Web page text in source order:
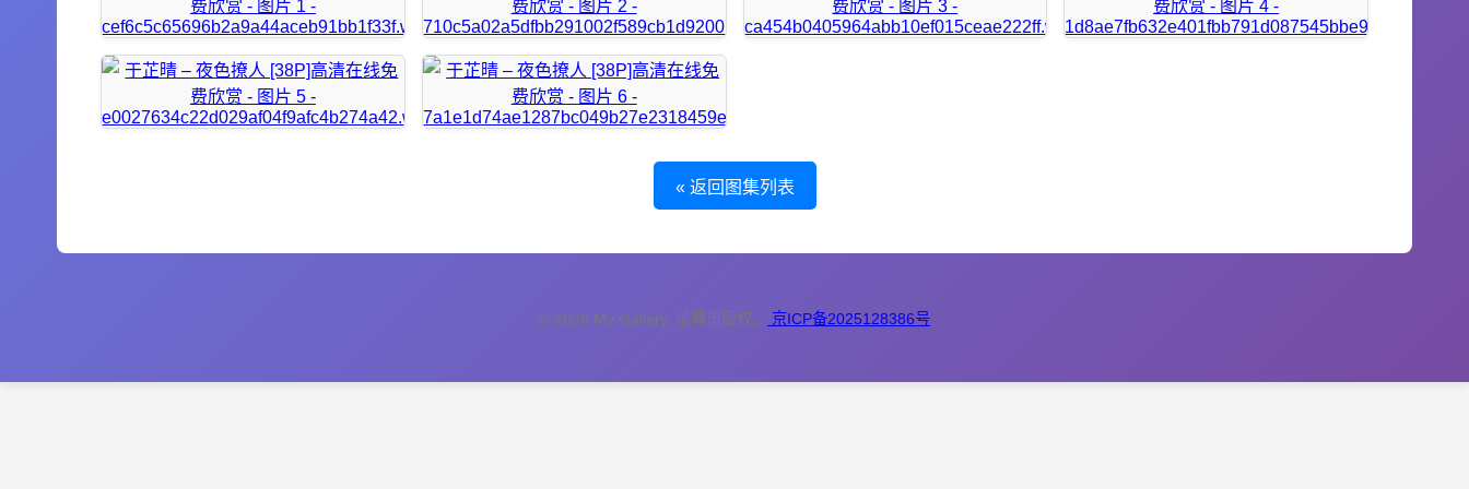
« 返回图集列表
© 2026 My Gallery. 请尊重版权。 京ICP备2025128386号